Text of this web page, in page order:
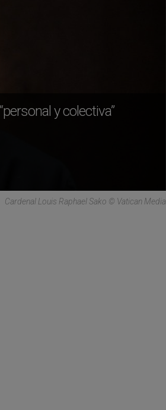
y colectiva”
Cardenal Louis Raphael Sako © Vatican Media